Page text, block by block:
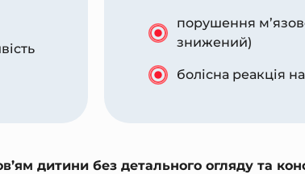
порушення
знижений)
болісна реакція
дитини без детального огляду та